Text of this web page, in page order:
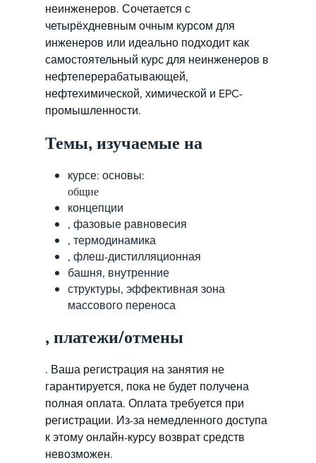
неинженеров. Сочетается с
четырёхдневным очным курсом для
инженеров или идеально подходит как
самостоятельный курс для неинженеров в
нефтеперерабатывающей,
нефтехимической, химической и EPC-
промышленности.
Темы, изучаемые на
курсе: основы:
общие
концепции
, фазовые равновесия
, термодинамика
, флеш-дистилляционная
башня, внутренние
структуры, эффективная зона
массового переноса
, платежи/отмены
. Ваша регистрация на занятия не
гарантируется, пока не будет получена
полная оплата. Оплата требуется при
регистрации. Из-за немедленного доступа
к этому онлайн-курсу возврат средств
невозможен.